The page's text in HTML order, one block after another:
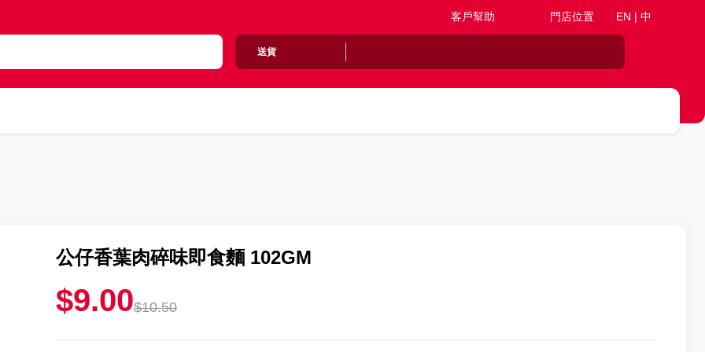
客戶幫助 門店位置 EN | 中
送貨
公仔香葉肉碎味即食麵 102GM
$9.00$10.50